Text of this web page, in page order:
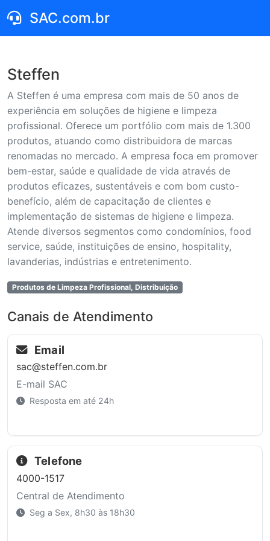
SAC.com.br
Steffen
A Steffen é uma empresa com mais de 50 anos de
experiência em soluções de higiene e limpeza
profissional. Oferece um portfólio com mais de 1.300
produtos, atuando como distribuidora de marcas
renomadas no mercado. A empresa foca em promover
bem-estar, saúde e qualidade de vida através de
produtos eficazes, sustentáveis e com bom custo-
benefício, além de capacitação de clientes e
implementação de sistemas de higiene e limpeza.
Atende diversos segmentos como condomínios, food
service, saúde, instituições de ensino, hospitality,
lavanderias, indústrias e entretenimento.
Produtos de Limpeza Profissional, Distribuição
Canais de Atendimento
Email
sac@steffen.com.br
E-mail SAC
Resposta em até 24h
Telefone
4000-1517
Central de Atendimento
Seg a Sex, 8h30 às 18h30